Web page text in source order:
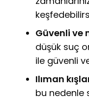
Güvenli ve
düşük suç
ile güvenli
Ilıman
bu nedenle